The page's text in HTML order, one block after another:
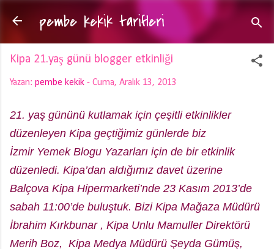
Ana içeriğe atla
pembe kekik tarifleri
Kipa 21.yaş günü blogger etkinliği
Yazan: pembe kekik - Cuma, Aralık 13, 2013
21. yaş gününü kutlamak için çeşitli etkinlikler
düzenleyen Kipa geçtiğimiz günlerde biz
İzmir Yemek Blogu Yazarları için de bir etkinlik
düzenledi. Kipa’dan aldığımız davet üzerine
Balçova Kipa Hipermarketi’nde 23 Kasım 2013’de
sabah 11:00’de buluştuk. Bizi Kipa Mağaza Müdürü
İbrahim Kırkbunar , Kipa Unlu Mamuller Direktörü
Merih Boz, Kipa Medya Müdürü Şeyda Gümüş,